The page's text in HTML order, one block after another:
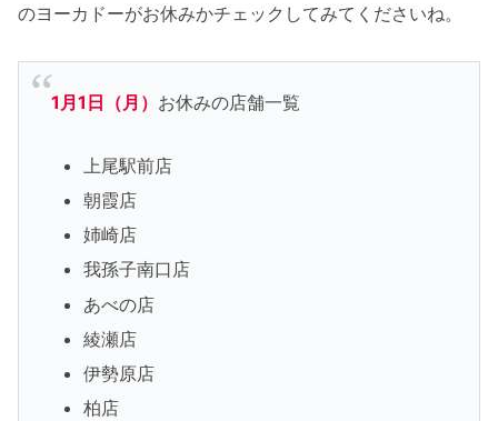
のヨーカドーがお休みかチェックしてみてくださいね。
1月1日（月） お休みの店舗一覧
上尾駅前店
朝霞店
姉崎店
我孫子南口店
あべの店
綾瀬店
伊勢原店
柏店